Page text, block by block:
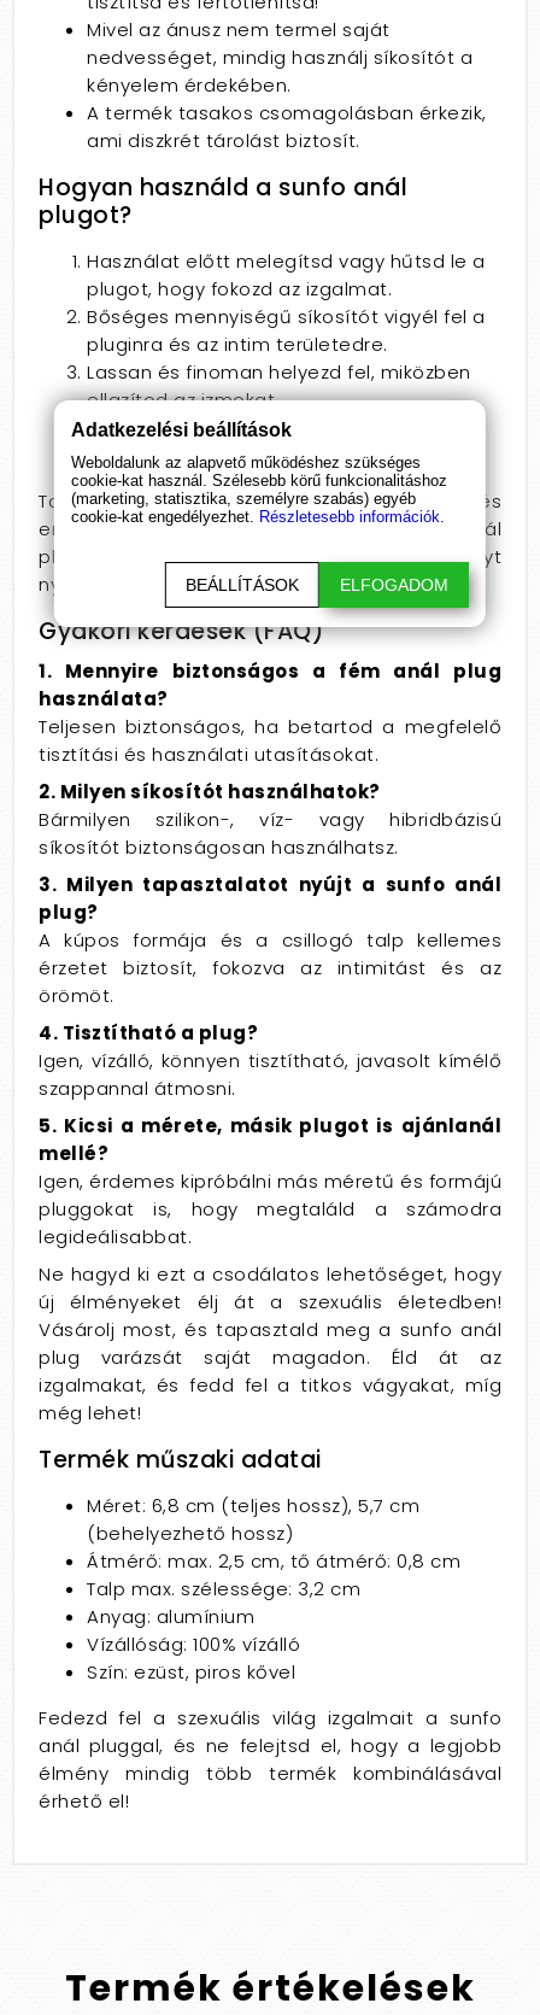
Mivel az ánusz nem termel saját
nedvességet, mindig használj síkosítót a
kényelem érdekében.
A termék tasakos csomagolásban érkezik,
ami diszkrét tárolást biztosít.
Hogyan használd a sunfo anál
plugot?
Használat előtt melegítsd vagy hűtsd le a
plugot, hogy fokozd az izgalmat.
Bőséges mennyiségű síkosítót vigyél fel a
pluginra és az intim területedre.
Lassan és finoman helyezd fel, miközben
ellazítod az izmokat.
Viseld aktus közben, hogy mindkét fél
számára szűkebb érzetet biztosítson.
Tapasztald meg a felfedezés örömét, és
engedd szabadjára a fantáziád! A sunfo anál
plug minden alkalommal varázslatos élményt
nyújt.
Gyakori kérdések (FAQ)
1. Mennyire biztonságos a fém anál plug
használata?
Teljesen biztonságos, ha betartod a megfelelő
tisztítási és használati utasításokat.
2. Milyen síkosítót használhatok?
Bármilyen szilikon-, víz- vagy hibridbázisú
síkosítót biztonságosan használhatsz.
3. Milyen tapasztalatot nyújt a sunfo anál
plug?
A kúpos formája és a csillogó talp kellemes
érzetet biztosít, fokozva az intimitást és az
örömöt.
4. Tisztítható a plug?
Igen, vízálló, könnyen tisztítható, javasolt kímélő
szappannal átmosni.
5. Kicsi a mérete, másik plugot is ajánlanál
mellé?
Igen, érdemes kipróbálni más méretű és formájú
pluggokat is, hogy megtaláld a számodra
legideálisabbat.
Ne hagyd ki ezt a csodálatos lehetőséget, hogy
új élményeket élj át a szexuális életedben!
Vásárolj most, és tapasztald meg a sunfo anál
plug varázsát saját magadon. Éld át az
izgalmakat, és fedd fel a titkos vágyakat, míg
még lehet!
Termék műszaki adatai
Méret: 6,8 cm (teljes hossz), 5,7 cm
(behelyezhető hossz)
Átmérő: max. 2,5 cm, tő átmérő: 0,8 cm
Talp max. szélessége: 3,2 cm
Anyag: alumínium
Vízállóság: 100% vízálló
Szín: ezüst, piros kővel
Fedezd fel a szexuális világ izgalmait a sunfo
anál pluggal, és ne felejtsd el, hogy a legjobb
élmény mindig több termék kombinálásával
érhető el!
Termék értékelések
Adatkezelési beállítások
Weboldalunk az alapvető működéshez szükséges
cookie-kat használ. Szélesebb körű funkcionalitáshoz
(marketing, statisztika, személyre szabás) egyéb
cookie-kat engedélyezhet. Részletesebb információk.
BEÁLLÍTÁSOK ELFOGADOM